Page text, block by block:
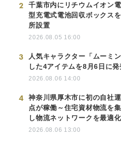
2
千葉市内にリチウムイオン
型充電式電池回収ボックス
所設置
2026.08.05 16:00
3
人気キャラクター「ムーミ
した4アイテムを8月6日に発
2026.08.06 14:00
4
神奈川県厚木市に初の自社
点が稼働～住宅資材物流を
し物流ネットワークを最適
2026.08.06 13:00